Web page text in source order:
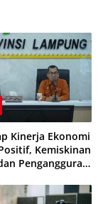
Kinerja Ekonomi
Kemiskinan
Pengangguran